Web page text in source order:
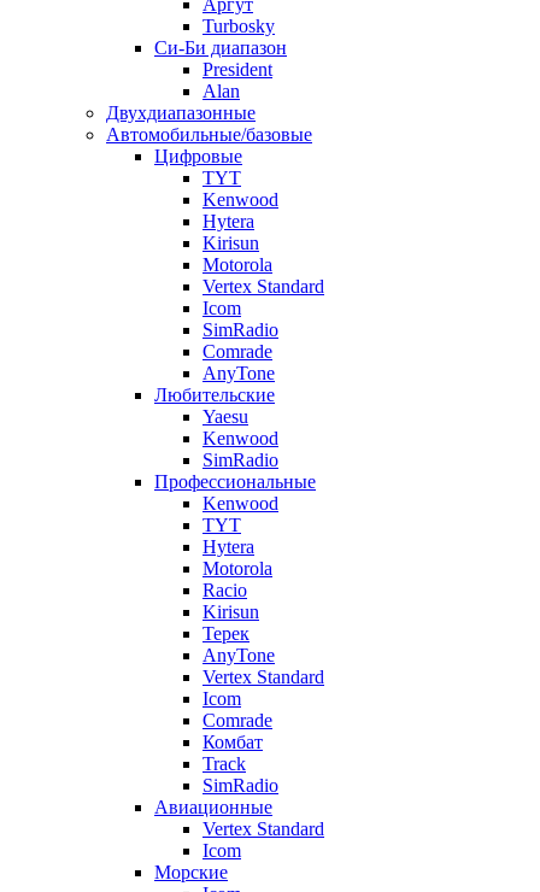
Turbosky
Си-Би диапазон
President
Alan
Двухдиапазонные
Автомобильные/базовые
Цифровые
TYT
Kenwood
Hytera
Kirisun
Motorola
Vertex Standard
Icom
SimRadio
Comrade
AnyTone
Любительские
Yaesu
Kenwood
SimRadio
Профессиональные
Kenwood
TYT
Hytera
Motorola
Racio
Kirisun
Терек
AnyTone
Vertex Standard
Icom
Comrade
Комбат
Track
SimRadio
Авиационные
Vertex Standard
Icom
Морские